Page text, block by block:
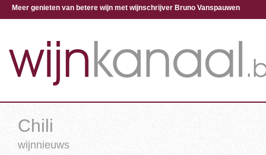
Meer genieten van betere wijn met wijnschrijver Bruno Vanspauwen
Chili
wijnnieuws